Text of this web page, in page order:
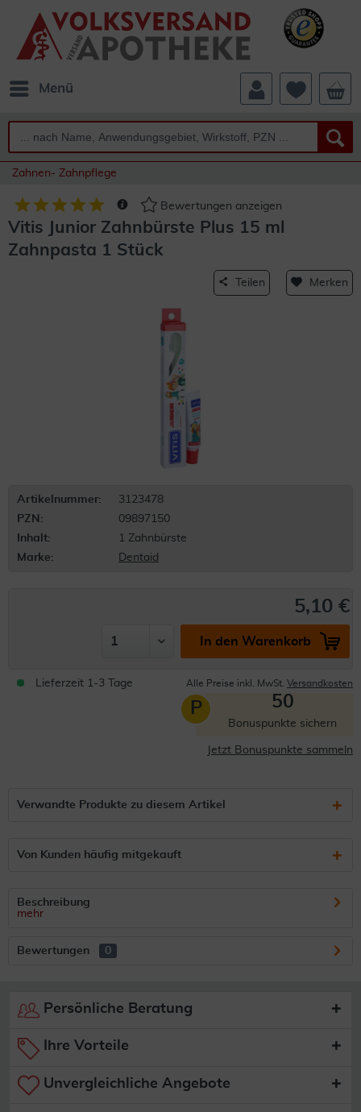
Menü
Zahnen- Zahnpflege
Bewertungen anzeigen
Vitis Junior Zahnbürste Plus 15 ml
Zahnpasta 1 Stück
Teilen Merken
Artikelnummer:
3123478
PZN:
09897150
Inhalt:
1 Zahnbürste
Marke:
Dentaid
5,10 €
In den Warenkorb
Lieferzeit 1-3 Tage Alle Preise inkl. MwSt. Versandkosten
P 50
Bonuspunkte sichern
Jetzt Bonuspunkte sammeln
Verwandte Produkte zu diesem Artikel
Von Kunden häufig mitgekauft
Beschreibung
mehr
Bewertungen 0
Persönliche Beratung
Ihre Vorteile
Unvergleichliche Angebote